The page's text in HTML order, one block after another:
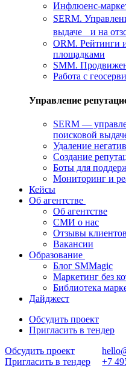
Инфлюенс-
SERM.
выдаче и на
ORM. Рейтинги
площадками
SMM.
Работа с
Управление
SERM —
поисковой
Удаление
Создание
Боты для
Мониторинг и
Кейсы
Об агентстве
Об агентстве
СМИ о нас
Отзывы клиентов
Вакансии
Образование
Блог SMMagic
Маркетинг без
Библиотека
Дайджест
Обсудить проект
Пригласить в тендер
Обсудить проект
Пригласить в тендер
+7